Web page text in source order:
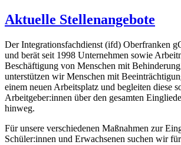
Aktuelle Stellenangebote
Der Integrationsfachdienst (ifd) Oberfranken
und berät seit 1998 Unternehmen sowie
Beschäftigung von Menschen mit
unterstützen wir Menschen mit
einem neuen Arbeitsplatz und begleiten diese
Arbeitgeber:innen über den gesamten
hinweg.
Für unsere verschiedenen Maßnahmen zur
Schüler:innen und Erwachsenen suchen wir